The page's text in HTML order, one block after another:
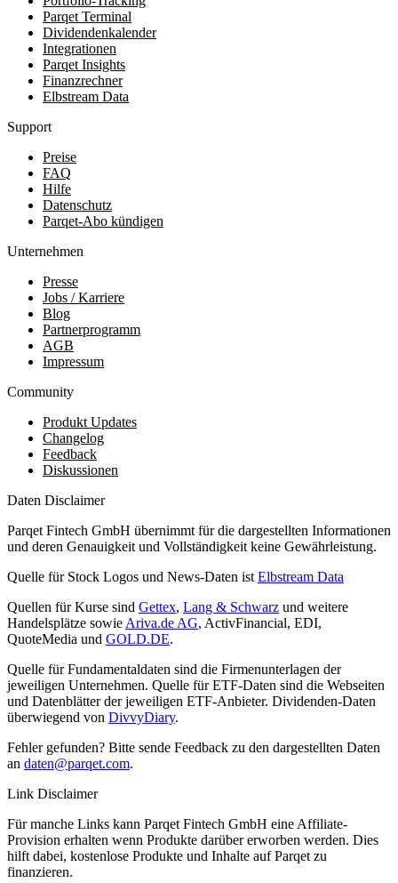
Parqet Terminal
Dividendenkalender
Integrationen
Parqet Insights
Finanzrechner
Elbstream Data
Support
Preise
FAQ
Hilfe
Datenschutz
Parqet-Abo kündigen
Unternehmen
Presse
Jobs / Karriere
Blog
Partnerprogramm
AGB
Impressum
Community
Produkt Updates
Changelog
Feedback
Diskussionen
Daten Disclaimer
Parqet Fintech GmbH übernimmt für die dargestellten Informationen
und deren Genauigkeit und Vollständigkeit keine Gewährleistung.
Quelle für Stock Logos und News-Daten ist Elbstream Data
Quellen für Kurse sind Gettex, Lang & Schwarz und weitere
Handelsplätze sowie Ariva.de AG, ActivFinancial, EDI,
QuoteMedia und GOLD.DE.
Quelle für Fundamentaldaten sind die Firmenunterlagen der
jeweiligen Unternehmen. Quelle für ETF-Daten sind die Webseiten
und Datenblätter der jeweiligen ETF-Anbieter. Dividenden-Daten
überwiegend von DivvyDiary.
Fehler gefunden? Bitte sende Feedback zu den dargestellten Daten
an daten@parqet.com.
Link Disclaimer
Für manche Links kann Parqet Fintech GmbH eine Affiliate-
Provision erhalten wenn Produkte darüber erworben werden. Dies
hilft dabei, kostenlose Produkte und Inhalte auf Parqet zu
finanzieren.